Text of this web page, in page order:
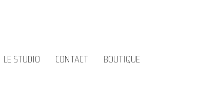
LE STUDIO CONTACT BOUTIQUE